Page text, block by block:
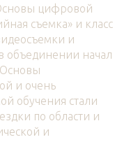
цифровой
съемка» и класс
и
объединении начал
и очень
обучения стали
по области и
и